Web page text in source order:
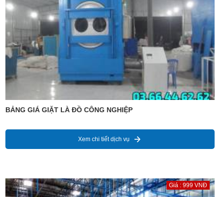
BẢNG GIÁ GIẶT LÀ ĐỒ CÔNG NGHIỆP
Xem chi tiết dịch vụ
Giá : 999 VNĐ